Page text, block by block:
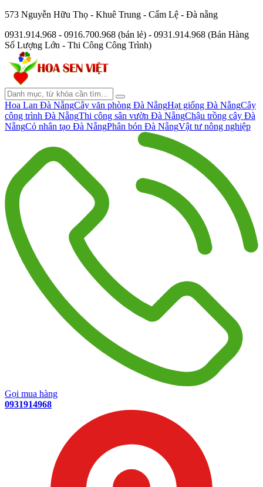
573 Nguyễn Hữu Thọ - Khuê Trung - Cẩm Lệ - Đà nẵng
0931.914.968 - 0916.700.968 (bán lẻ) - 0931.914.968 (Bán Hàng
Số Lượng Lớn - Thi Công Công Trình)
Hoa Lan Đà NẵngCây văn phòng Đà NẵngHạt giống Đà NẵngCây
công trình Đà NẵngThi công sân vườn Đà NẵngChậu trồng cây Đà
NẵngCỏ nhân tạo Đà NẵngPhân bón Đà NẵngVật tư nông nghiệp
Gọi mua hàng
0931914968